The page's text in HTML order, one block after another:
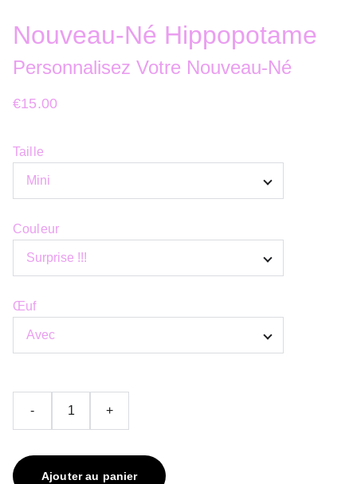
Nouveau-Né Hippopotame
Personnalisez Votre Nouveau-Né
€15.00
Taille
Couleur
Œuf
- +
Ajouter au panier